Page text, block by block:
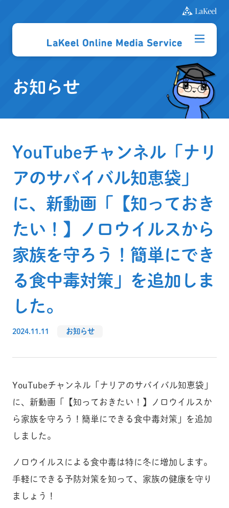
お知らせ
YouTubeチャンネル「ナリ
アのサバイバル知恵袋」
に、新動画「【知っておき
たい！】ノロウイルスから
家族を守ろう！簡単にでき
る食中毒対策」を追加しま
した。
2024.11.11 お知らせ
YouTubeチャンネル「ナリアのサバイバル知恵袋」
に、新動画「【知っておきたい！】ノロウイルスか
ら家族を守ろう！簡単にできる食中毒対策」を追加
しました。
ノロウイルスによる食中毒は特に冬に増加します。
手軽にできる予防対策を知って、家族の健康を守り
ましょう！